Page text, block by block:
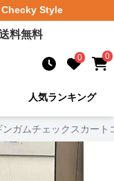
Checky Style
料無料
0 0
人気ランキング
ンガムチェックスカー